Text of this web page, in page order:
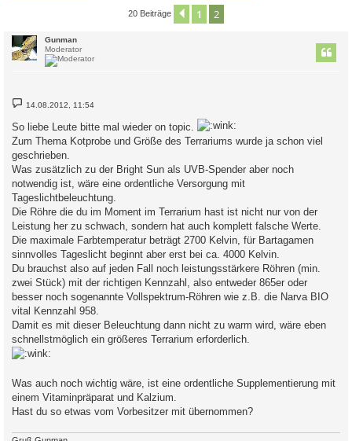
20 Beiträge Vorherige
1 2
Gunman
Moderator
B
e
t
r
g
14.08.2012, 11:54
So liebe Leute bitte mal wieder on topic.
Zum Thema Kotprobe und Größe des Terrariums wurde ja schon viel
geschrieben.
Was zusätzlich zu der Bright Sun als UVB-Spender aber noch
notwendig ist, wäre eine ordentliche Versorgung mit
Tageslichtbeleuchtung.
Die Röhre die du im Moment im Terrarium hast ist nicht nur von der
Leistung her zu schwach, sondern hat auch komplett falsche Werte.
Die maximale Farbtemperatur beträgt 2700 Kelvin, für Bartagamen
sinnvolles Tageslicht beginnt aber erst bei ca. 4000 Kelvin.
Du brauchst also auf jeden Fall noch leistungsstärkere Röhren (min.
zwei Stück) mit der richtigen Kennzahl, also entweder 865er oder
besser noch sogenannte Vollspektrum-Röhren wie z.B. die Narva BIO
vital Kennzahl 958.
Damit es mit dieser Beleuchtung dann nicht zu warm wird, wäre eben
schnellstmöglich ein größeres Terrarium erforderlich.
Was auch noch wichtig wäre, ist eine ordentliche Supplementierung mit
einem Vitaminpräparat und Kalzium.
Hast du so etwas vom Vorbesitzer mit übernommen?